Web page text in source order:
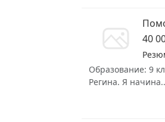
40
Образование: 9
Регина. Я